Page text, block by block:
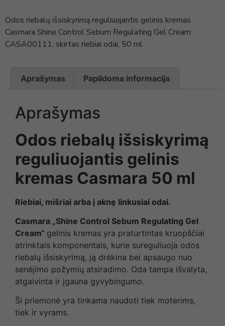
Odos riebalų išsiskyrimą reguliuojantis gelinis kremas
Casmara Shine Control Sebum Regulating Gel Cream
CASA00111, skirtas riebiai odai, 50 ml
Aprašymas Papildoma informacija
Aprašymas
Odos riebalų išsiskyrimą
reguliuojantis gelinis
kremas Casmara 50 ml
Riebiai, mišriai arba į aknę linkusiai odai.
Casmara „Shine Control Sebum Regulating Gel
Cream“ gelinis kremas yra praturtintas kruopščiai
atrinktais komponentais, kurie sureguliuoja odos
riebalų išsiskyrimą, ją drėkina bei apsaugo nuo
senėjimo požymių atsiradimo. Oda tampa išvalyta,
atgaivinta ir įgauna gyvybingumo.
Ši priemonė yra tinkama naudoti tiek moterims,
tiek ir vyrams.